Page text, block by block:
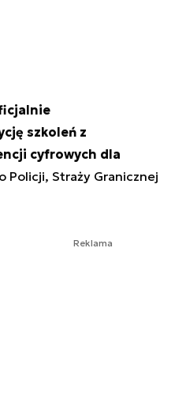
szkoleń z
cyfrowych dla
Policji, Straży Granicznej
Reklama